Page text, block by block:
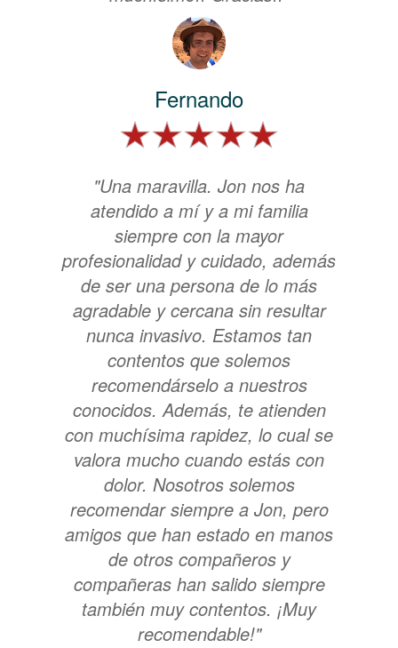
Fernando
"Una maravilla. Jon nos ha
atendido a mí y a mi familia
siempre con la mayor
profesionalidad y cuidado, además
de ser una persona de lo más
agradable y cercana sin resultar
nunca invasivo. Estamos tan
contentos que solemos
recomendárselo a nuestros
conocidos. Además, te atienden
con muchísima rapidez, lo cual se
valora mucho cuando estás con
dolor. Nosotros solemos
recomendar siempre a Jon, pero
amigos que han estado en manos
de otros compañeros y
compañeras han salido siempre
también muy contentos. ¡Muy
recomendable!"